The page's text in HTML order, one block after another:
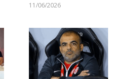
11/06/2026